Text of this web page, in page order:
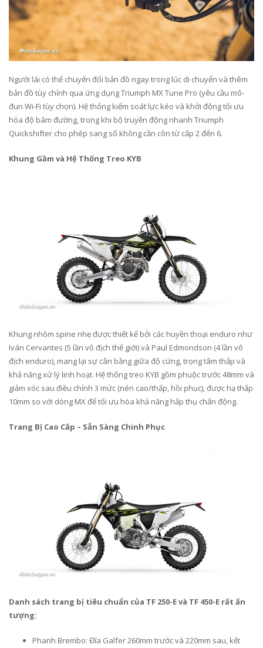
Người lái có thể chuyển đổi bản đồ ngay trong lúc di chuyển và thêm
bản đồ tùy chỉnh qua ứng dụng Triumph MX Tune Pro (yêu cầu mô-
đun Wi-Fi tùy chọn). Hệ thống kiểm soát lực kéo và khởi động tối ưu
hóa độ bám đường, trong khi bộ truyền động nhanh Triumph
Quickshifter cho phép sang số không cần côn từ cấp 2 đến 6.
Khung Gầm và Hệ Thống Treo KYB
Khung nhôm spine nhẹ được thiết kế bởi các huyền thoại enduro như
Iván Cervantes (5 lần vô địch thế giới) và Paul Edmondson (4 lần vô
địch enduro), mang lại sự cân bằng giữa độ cứng, trọng tâm thấp và
khả năng xử lý linh hoạt. Hệ thống treo KYB gồm phuộc trước 48mm và
giảm xóc sau điều chỉnh 3 mức (nén cao/thấp, hồi phục), được hạ thấp
10mm so với dòng MX để tối ưu hóa khả năng hấp thụ chấn động.
Trang Bị Cao Cấp – Sẵn Sàng Chinh Phục
Danh sách trang bị tiêu chuẩn của TF 250-E và TF 450-E rất ấn
tượng:
Phanh Brembo: Đĩa Galfer 260mm trước và 220mm sau, kết